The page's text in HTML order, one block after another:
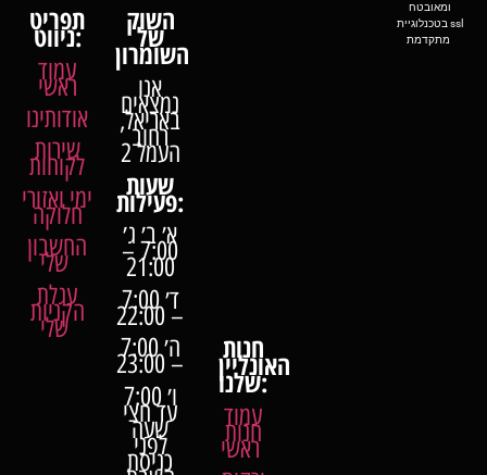
תפריט
ניווט:
עמוד
ראשי
אודותינו
שירות
לקוחות
ימי ואזורי
חלוקה
החשבון
שלי
עגלת
הקניות
שלי
השוק
של
אנו
נמצאים
באריאל,
רחוב
העמל 2
שעותפעילות:
א׳ ב׳ ג׳
7:00 –
21:00
ד׳ 7:00
– 22:00
ה׳ 7:00
– 23:00
ו׳ 7:00
עד חצי
שעה
לפני
כניסת
חנות
האונליין
שלנו:
עמוד
חנות
ראשי
ומאובטח
בטכנלוגיית ssl